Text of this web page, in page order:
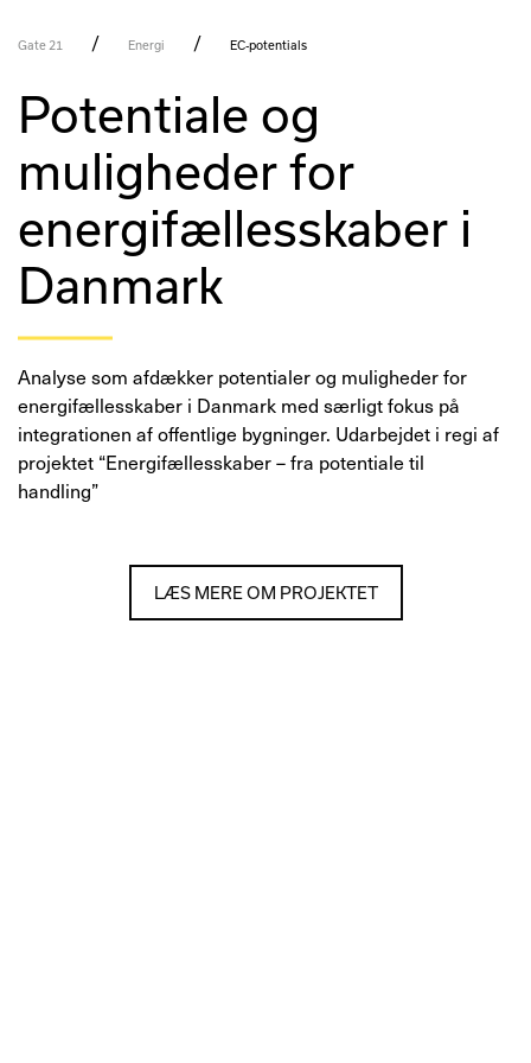
Gate 21 / Energi / EC-potentials
Potentiale og
muligheder for
energifællesskaber i
Danmark
Analyse som afdækker potentialer og muligheder for
energifællesskaber i Danmark med særligt fokus på
integrationen af offentlige bygninger. Udarbejdet i regi af
projektet “Energifællesskaber – fra potentiale til
handling”
LÆS MERE OM PROJEKTET